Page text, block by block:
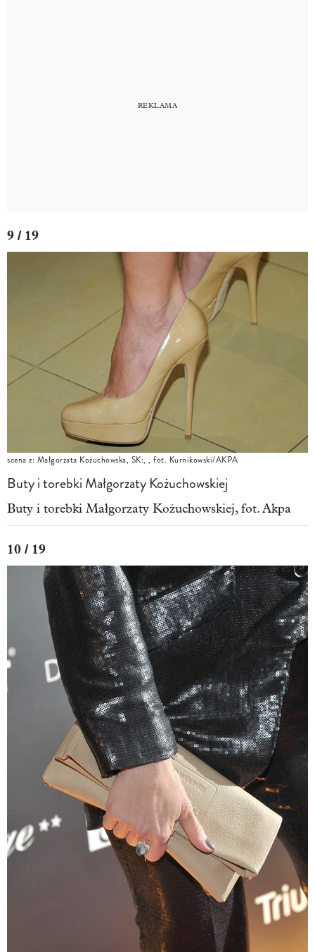
9 / 19
scena z: Małgorzata Kożuchowska, SK:, , fot. Kurnikowski/AKPA
Buty i torebki Małgorzaty Kożuchowskiej
Buty i torebki Małgorzaty Kożuchowskiej, fot. Akpa
10 / 19